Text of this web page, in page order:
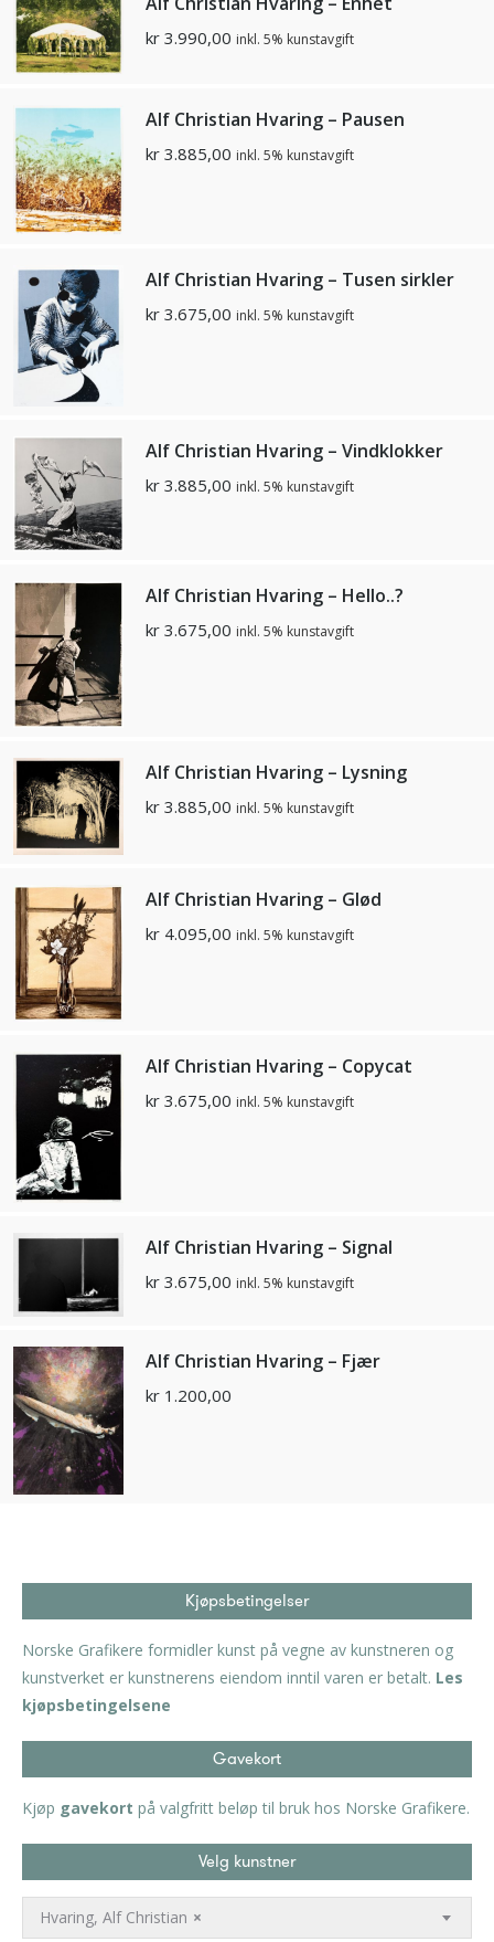
kr 3.990,00 inkl. 5% kunstavgift
Alf Christian Hvaring – Pausen
kr 3.885,00 inkl. 5% kunstavgift
Alf Christian Hvaring – Tusen sirkler
kr 3.675,00 inkl. 5% kunstavgift
Alf Christian Hvaring – Vindklokker
kr 3.885,00 inkl. 5% kunstavgift
Alf Christian Hvaring – Hello..?
kr 3.675,00 inkl. 5% kunstavgift
Alf Christian Hvaring – Lysning
kr 3.885,00 inkl. 5% kunstavgift
Alf Christian Hvaring – Glød
kr 4.095,00 inkl. 5% kunstavgift
Alf Christian Hvaring – Copycat
kr 3.675,00 inkl. 5% kunstavgift
Alf Christian Hvaring – Signal
kr 3.675,00 inkl. 5% kunstavgift
Alf Christian Hvaring – Fjær
kr 1.200,00
Kjøpsbetingelser
Norske Grafikere formidler kunst på vegne av kunstneren og
kunstverket er kunstnerens eiendom inntil varen er betalt. Les
kjøpsbetingelsene
Gavekort
Kjøp gavekort på valgfritt beløp til bruk hos Norske Grafikere.
Velg kunstner
×
Hvaring, Alf Christian